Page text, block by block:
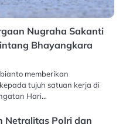
Nugraha Sakanti
Bhayangkara
memberikan
tujuh satuan kerja di
Hari…
Netralitas Polri dan